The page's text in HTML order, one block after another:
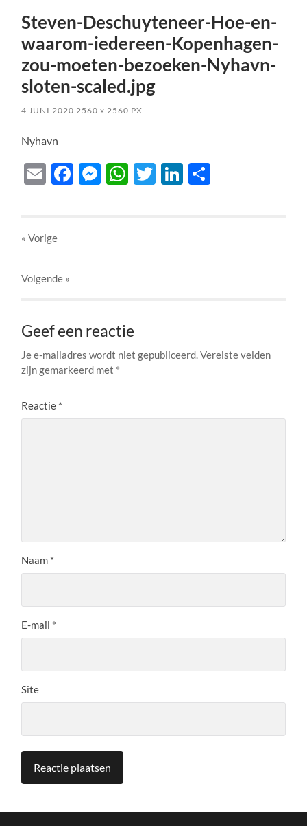
Steven-Deschuyteneer-Hoe-en-
waarom-iedereen-Kopenhagen-
zou-moeten-bezoeken-Nyhavn-
sloten-scaled.jpg
4 JUNI 2020 2560x 2560 PX
Nyhavn
EmailFacebook
Messenger
WhatsApp
TwitterLinkedIn
« Vorige
Volgende »
Geef een reactie
Je e-mailadres wordt niet gepubliceerd. Vereiste velden
zijn gemarkeerd met *
Reactie *
Naam *
E-mail *
Site